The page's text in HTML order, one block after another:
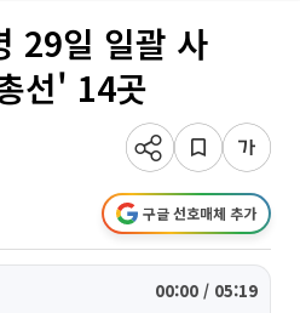
29일 일괄 사
선' 14곳
구글 선호매체 추가
00:00 / 05:19